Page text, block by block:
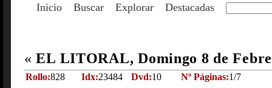
Inicio Buscar Explorar Destacadas
« EL LITORAL, Domingo 8 de
Rollo:828 Idx:23484 Dvd:10 Nº Páginas:1/7